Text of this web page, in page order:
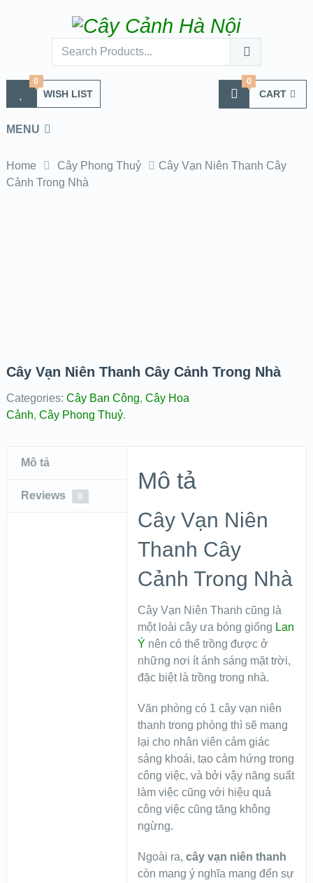
WISH LIST
0
CART
0
MENU
Home Cây Phong Thuỷ
Cây Vạn Niên Thanh Cây
Cảnh Trong Nhà
Cây Vạn Niên Thanh Cây Cảnh Trong Nhà
Categories: Cây Ban Công, Cây Hoa
Cảnh, Cây Phong Thuỷ.
Mô tả
Reviews 0
Mô tả
Cây Vạn Niên
Thanh Cây
Cảnh Trong Nhà
Cây Vạn Niên Thanh cũng là
một loài cây ưa bóng giống Lan
Ý nên có thể trồng được ở
những nơi ít ánh sáng mặt trời,
đặc biệt là trồng trong nhà.
Văn phòng có 1 cây vạn niên
thanh trong phòng thì sẽ mang
lại cho nhân viên cảm giác
sảng khoái, tạo cảm hứng trong
công việc, và bởi vậy năng suất
làm việc cũng với hiệu quả
công việc cũng tăng không
ngừng.
Ngoài ra,cây vạn niên thanh
còn mang ý nghĩa mang đến sự